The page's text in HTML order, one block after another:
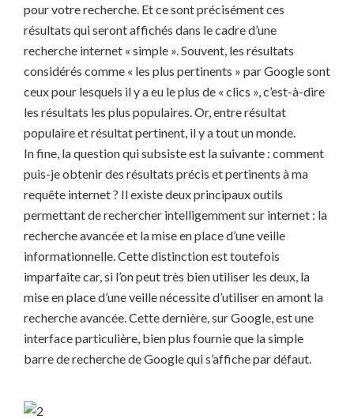
pour votre recherche. Et ce sont précisément ces
résultats qui seront affichés dans le cadre d’une
recherche internet « simple ». Souvent, les résultats
considérés comme « les plus pertinents » par Google sont
ceux pour lesquels il y a eu le plus de « clics », c’est-à-dire
les résultats les plus populaires. Or, entre résultat
populaire et résultat pertinent, il y a tout un monde.
In fine, la question qui subsiste est la suivante : comment
puis-je obtenir des résultats précis et pertinents à ma
requête internet ? Il existe deux principaux outils
permettant de rechercher intelligemment sur internet : la
recherche avancée et la mise en place d’une veille
informationnelle. Cette distinction est toutefois
imparfaite car, si l’on peut très bien utiliser les deux, la
mise en place d’une veille nécessite d’utiliser en amont la
recherche avancée. Cette dernière, sur Google, est une
interface particulière, bien plus fournie que la simple
barre de recherche de Google qui s’affiche par défaut.